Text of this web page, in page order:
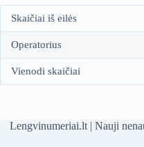
Skaičiai iš eilės
Operatorius
Vienodi skaičiai
Lengvinumeriai.lt | Nauji